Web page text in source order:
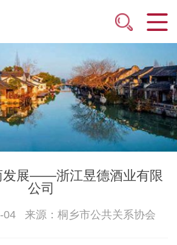
发展——浙江昱德酒业有限
公司
04 来源：桐乡市公共关系协会